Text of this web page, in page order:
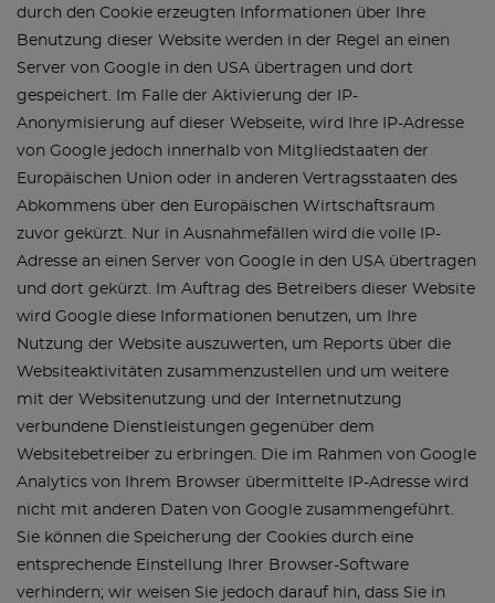
durch den Cookie erzeugten Informationen über Ihre
Benutzung dieser Website werden in der Regel an einen
Server von Google in den USA übertragen und dort
gespeichert. Im Falle der Aktivierung der IP-
Anonymisierung auf dieser Webseite, wird Ihre IP-Adresse
von Google jedoch innerhalb von Mitgliedstaaten der
Europäischen Union oder in anderen Vertragsstaaten des
Abkommens über den Europäischen Wirtschaftsraum
zuvor gekürzt. Nur in Ausnahmefällen wird die volle IP-
Adresse an einen Server von Google in den USA übertragen
und dort gekürzt. Im Auftrag des Betreibers dieser Website
wird Google diese Informationen benutzen, um Ihre
Nutzung der Website auszuwerten, um Reports über die
Websiteaktivitäten zusammenzustellen und um weitere
mit der Websitenutzung und der Internetnutzung
verbundene Dienstleistungen gegenüber dem
Websitebetreiber zu erbringen. Die im Rahmen von Google
Analytics von Ihrem Browser übermittelte IP-Adresse wird
nicht mit anderen Daten von Google zusammengeführt.
Sie können die Speicherung der Cookies durch eine
entsprechende Einstellung Ihrer Browser-Software
verhindern; wir weisen Sie jedoch darauf hin, dass Sie in